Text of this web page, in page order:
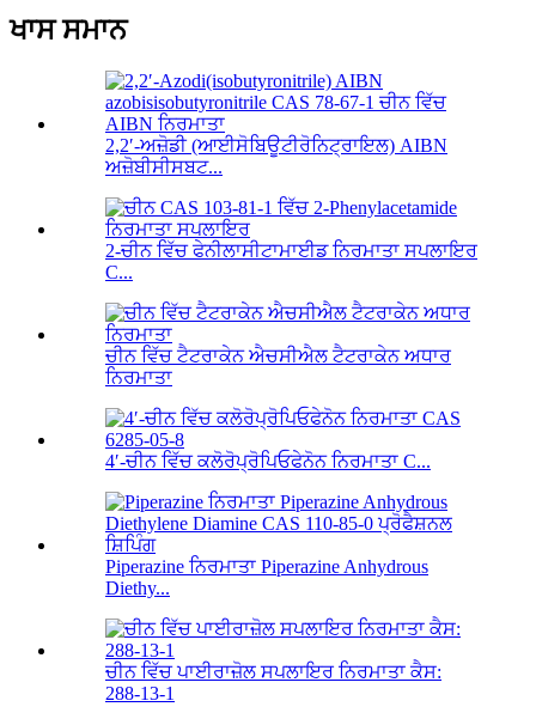
ਖਾਸ ਸਮਾਨ
2,2′-ਅਜ਼ੋਡੀ (ਆਈਸੋਬਿਊਟੀਰੋਨਿਟ੍ਰਾਇਲ) AIBN
ਅਜ਼ੋਬੀਸੀਸਬਟ...
2-ਚੀਨ ਵਿੱਚ ਫੇਨੀਲਾਸੀਟਾਮਾਈਡ ਨਿਰਮਾਤਾ ਸਪਲਾਇਰ
C...
ਚੀਨ ਵਿੱਚ ਟੈਟਰਾਕੇਨ ਐਚਸੀਐਲ ਟੈਟਰਾਕੇਨ ਅਧਾਰ
ਨਿਰਮਾਤਾ
4′-ਚੀਨ ਵਿੱਚ ਕਲੋਰੋਪ੍ਰੋਪਿਓਫੇਨੋਨ ਨਿਰਮਾਤਾ C...
Piperazine ਨਿਰਮਾਤਾ Piperazine Anhydrous
Diethy...
ਚੀਨ ਵਿੱਚ ਪਾਈਰਾਜ਼ੋਲ ਸਪਲਾਇਰ ਨਿਰਮਾਤਾ ਕੈਸ:
288-13-1